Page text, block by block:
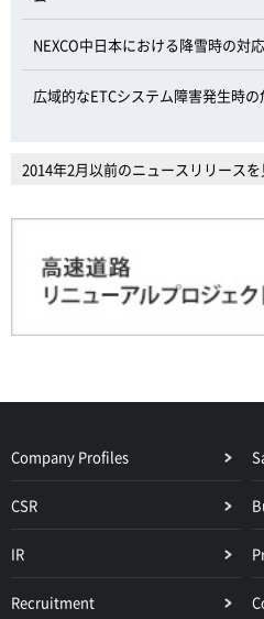
NEXCO中日本における降雪時の対
広域的なETCシステム障害発生時
2014年2月以前のニュースリリースを
Company Profiles
CSR
IR
Recruitment